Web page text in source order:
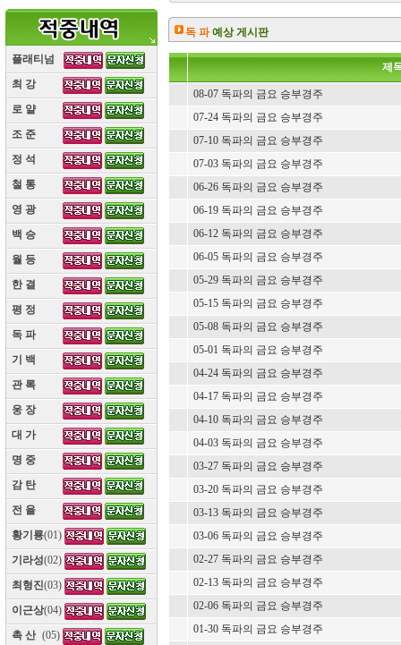
플래티넘
최 강
로 얄
조 준
정 석
철 통
영 광
백 승
월 등
한 결
평 정
독 파
기 백
관 록
웅 장
대 가
명 중
감 탄
전 율
황기룡(01)
기라성(02)
최형진(03)
이근상(04)
촉 산 (05)
독 파 예상 게시판
제
08-07 독파의 금요 승부경주
07-24 독파의 금요 승부경주
07-10 독파의 금요 승부경주
07-03 독파의 금요 승부경주
06-26 독파의 금요 승부경주
06-19 독파의 금요 승부경주
06-12 독파의 금요 승부경주
06-05 독파의 금요 승부경주
05-29 독파의 금요 승부경주
05-15 독파의 금요 승부경주
05-08 독파의 금요 승부경주
05-01 독파의 금요 승부경주
04-24 독파의 금요 승부경주
04-17 독파의 금요 승부경주
04-10 독파의 금요 승부경주
04-03 독파의 금요 승부경주
03-27 독파의 금요 승부경주
03-20 독파의 금요 승부경주
03-13 독파의 금요 승부경주
03-06 독파의 금요 승부경주
02-27 독파의 금요 승부경주
02-13 독파의 금요 승부경주
02-06 독파의 금요 승부경주
01-30 독파의 금요 승부경주